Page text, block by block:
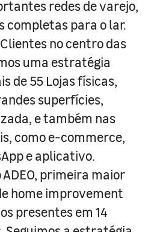
redes de varejo,
completas para o lar.
no centro das
uma estratégia
de 55 Lojas físicas,
superfícies,
e também nas
como e-commerce,
e aplicativo.
primeira maior
home improvement
presentes em 14